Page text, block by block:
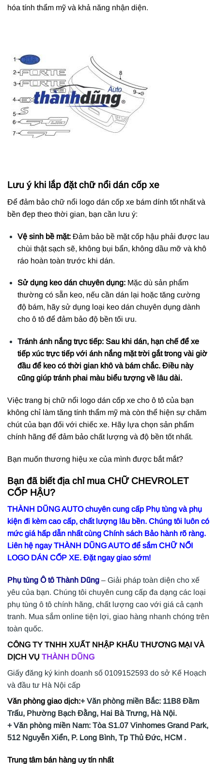
hóa tính thẩm mỹ và khả năng nhận diện.
Lưu ý khi lắp đặt chữ nổi dán cốp xe
Để đảm bảo chữ nổi logo dán cốp xe bám dính tốt nhất và
bền đẹp theo thời gian, bạn cần lưu ý:
Vệ sinh bề mặt: Đảm bảo bề mặt cốp hậu phải được lau
chùi thật sạch sẽ, không bụi bẩn, không dầu mỡ và khô
ráo hoàn toàn trước khi dán.
Sử dụng keo dán chuyên dụng: Mặc dù sản phẩm
thường có sẵn keo, nếu cần dán lại hoặc tăng cường
độ bám, hãy sử dụng loại keo dán chuyên dụng dành
cho ô tô để đảm bảo độ bền tối ưu.
Tránh ánh nắng trực tiếp: Sau khi dán, hạn chế để xe
tiếp xúc trực tiếp với ánh nắng mặt trời gắt trong vài giờ
đầu để keo có thời gian khô và bám chắc. Điều này
cũng giúp tránh phai màu biểu tượng về lâu dài.
Việc trang bị chữ nổi logo dán cốp xe cho ô tô của bạn
không chỉ làm tăng tính thẩm mỹ mà còn thể hiện sự chăm
chút của bạn đối với chiếc xe. Hãy lựa chọn sản phẩm
chính hãng để đảm bảo chất lượng và độ bền tốt nhất.
Bạn muốn thương hiệu xe của mình được bắt mắt?
Bạn đã biết địa chỉ mua CHỮ CHEVROLET
CỐP HẬU?
THÀNH DŨNG AUTO chuyên cung cấp Phụ tùng và phụ
kiện đi kèm cao cấp, chất lượng lâu bền. Chúng tôi luôn có
mức giá hấp dẫn nhất cùng Chính sách Bảo hành rõ ràng.
Liên hệ ngay THÀNH DŨNG AUTO để sắm CHỮ NỔI
LOGO DÁN CỐP XE. Đặt ngay giao sớm!
Phụ tùng Ô tô Thành Dũng – Giải pháp toàn diện cho xế
yêu của bạn. Chúng tôi chuyên cung cấp đa dạng các loại
phụ tùng ô tô chính hãng, chất lượng cao với giá cả cạnh
tranh. Mua sắm online tiện lợi, giao hàng nhanh chóng trên
toàn quốc.
CÔNG TY TNHH XUẤT NHẬP KHẨU THƯƠNG MẠI VÀ
DỊCH VỤ THÀNH DŨNG
Giấy đăng ký kinh doanh số 0109152593 do sở Kế Hoạch
và đầu tư Hà Nội cấp
Văn phòng giao dịch:+ Văn phòng miền Bắc: 11B8 Đầm
Trấu, Phường Bạch Đằng, Hai Bà Trưng, Hà Nội.
+ Văn phòng miền Nam: Tòa S1.07 Vinhomes Grand Park,
512 Nguyễn Xiển, P. Long Bình, Tp Thủ Đức, HCM .
Trung tâm bán hàng uy tín nhất